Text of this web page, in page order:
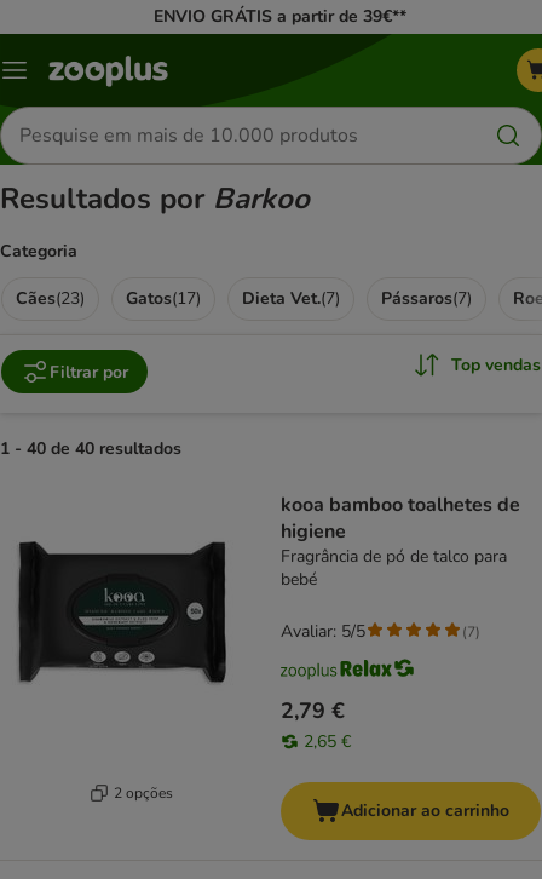
ENVIO GRÁTIS a partir de 39€**
Menu
Pesquisar
produtos
Resultados por Barkoo
Categoria
Cães(23) Gatos(17) Dieta Vet.(7) Pássaros(7)
Filtrar por Top vendas
1 - 40 de 40 resultados
2 opções
kooa bamboo toalhetes de
higiene
Fragrância de pó de talco para
bebé
2,79 €
2,65 €
Avaliar: 5/5 (7)
Adicionar ao carrinho